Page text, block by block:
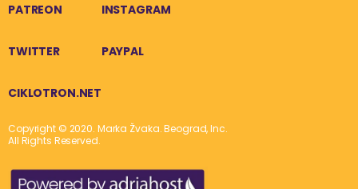
PATREON INSTAGRAM
TWITTER PAYPAL
CIKLOTRON.NET
Copyright © 2020. Marka Žvaka. Beograd, Inc.
All Rights Reserved.